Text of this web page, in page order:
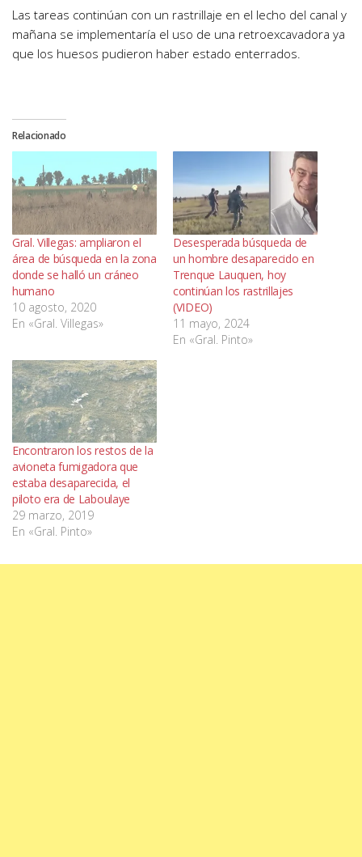
Las tareas continúan con un rastrillaje en el lecho del canal y
mañana se implementaría el uso de una retroexcavadora ya
que los huesos pudieron haber estado enterrados.
Relacionado
Gral. Villegas: ampliaron el
área de búsqueda en la zona
donde se halló un cráneo
humano
10 agosto, 2020
En «Gral. Villegas»
Desesperada búsqueda de
un hombre desaparecido en
Trenque Lauquen, hoy
continúan los rastrillajes
(VIDEO)
11 mayo, 2024
En «Gral. Pinto»
Encontraron los restos de la
avioneta fumigadora que
estaba desaparecida, el
piloto era de Laboulaye
29 marzo, 2019
En «Gral. Pinto»